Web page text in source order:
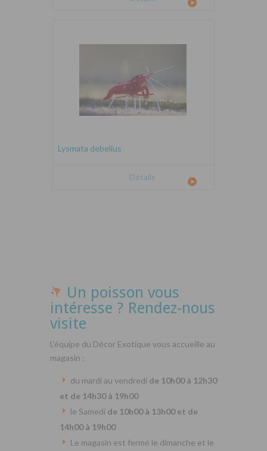
Lysmata debelius
Détails
Un poisson vous
intéresse ? Rendez-nous
visite
L’équipe du Décor Exotique vous accueille au
magasin :
du mardi au vendredi de 10h00 à 12h30
et de 14h30 à 19h00
le Samedi de 10h00 à 13h00 et de
14h00 à 19h00
Le magasin est fermé le dimanche et le